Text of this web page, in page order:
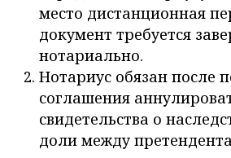
место дистанционная
документ требуется
нотариально.
Нотариус обязан после
соглашения
свидетельства о
доли между